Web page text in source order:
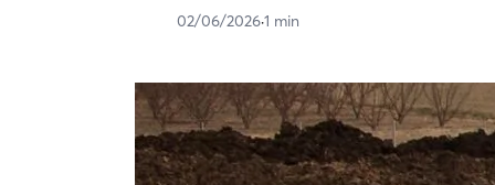
02/06/2026·1 min